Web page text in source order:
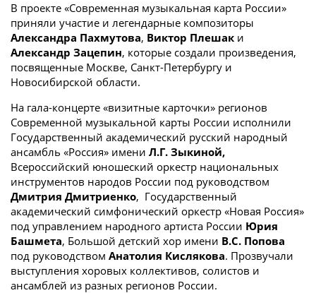
В проекте «Современная музыкальная карта России»
приняли участие и легендарные композиторы
Александра Пахмутова, Виктор Плешак и
Александр Зацепин, которые создали произведения,
посвященные Москве, Санкт-Петербургу и
Новосибирской области.
На гала-концерте «визитные карточки» регионов
Современной музыкальной карты России исполнили
Государственный академический русский народный
ансамбль «Россия» имени Л.Г. Зыкиной,
Всероссийский юношеский оркестр национальных
инструментов народов России под руководством
Дмитрия Дмитриенко, Государственный
академический симфонический оркестр «Новая Россия»
под управлением народного артиста России Юрия
Башмета, Большой детский хор имени В.С. Попова
под руководством Анатолия Кислякова. Прозвучали
выступления хоровых коллективов, солистов и
ансамблей из разных регионов России.